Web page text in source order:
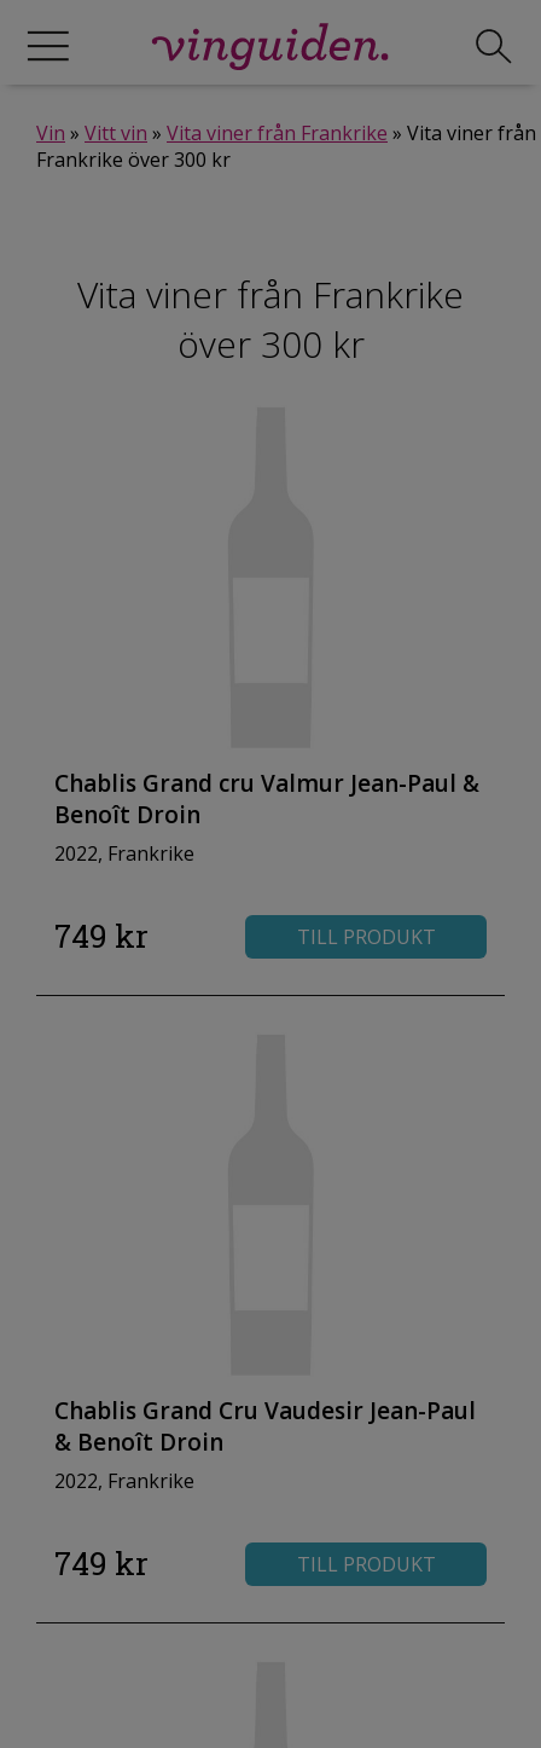
Vin » Vitt vin » Vita viner från Frankrike » Vita viner från
Frankrike över 300 kr
Vita viner från Frankrike
över 300 kr
Chablis Grand cru Valmur Jean-Paul &
Benoît Droin
2022, Frankrike
749 kr TILL PRODUKT
Chablis Grand Cru Vaudesir Jean-Paul
& Benoît Droin
2022, Frankrike
749 kr TILL PRODUKT